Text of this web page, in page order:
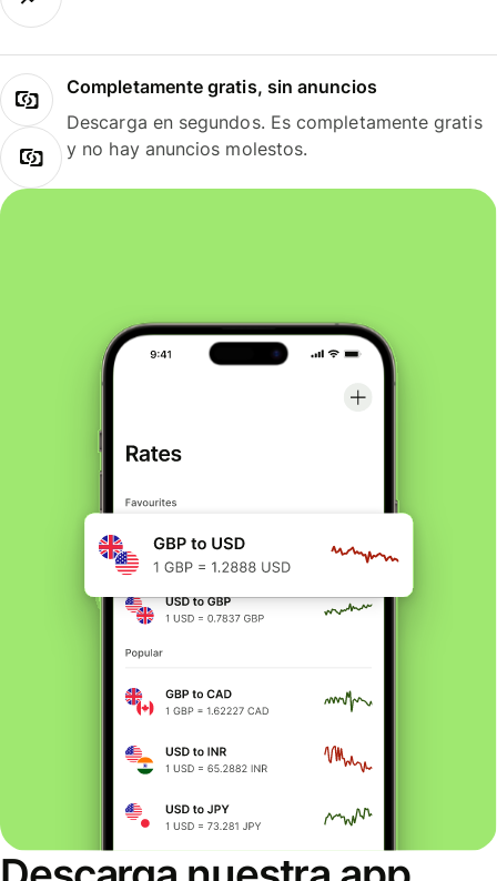
Completamente gratis, sin anuncios
Descarga en segundos. Es completamente gratis
y no hay anuncios molestos.